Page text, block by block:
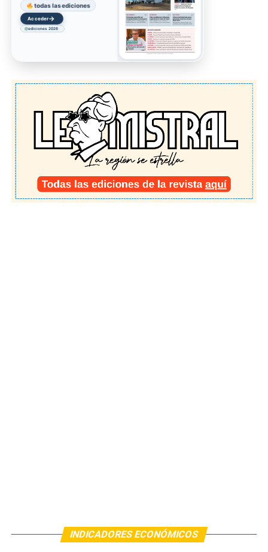
todas las ediciones
Acceder→
ediciones 2026
INDICADORES ECONÓMICOS